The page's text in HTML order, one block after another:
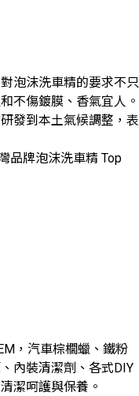
泡沫洗車精的要求不只
不傷鍍膜、香氣宜人。
發到本土氣候調整，表
品牌泡沫洗車精 Top
，汽車棕櫚蠟、鐵粉
內裝清潔劑、各式DIY
潔呵護與保養。